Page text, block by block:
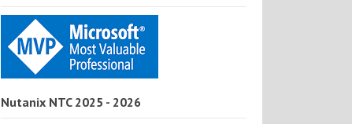
Nutanix NTC 2025 - 2026